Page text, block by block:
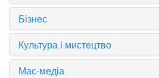
Бізнес
Культура і мистецтво
Мас-медіа